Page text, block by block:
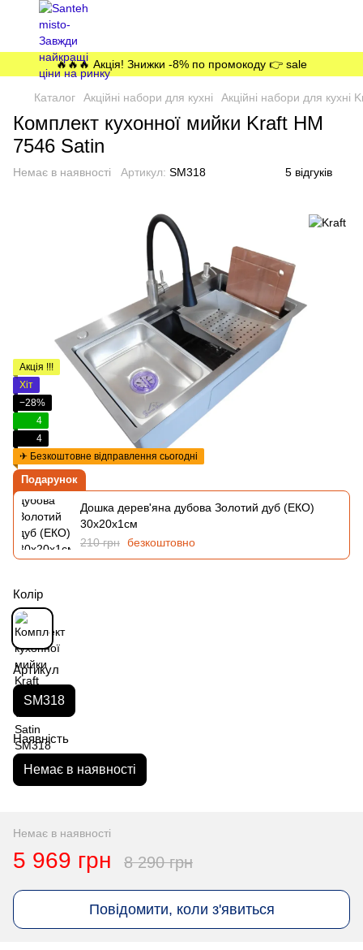
🔥🔥🔥 Акція! Знижки -8% по промокоду 👉 sale
Каталог Акційні набори для кухні Акційні набори для кухні
Комплект кухонної мийки Kraft HM
7546 Satin
Немає в наявності Артикул: SM318 5 відгуків
Акція !!!
Хіт
−28%
4
4
✈ Безкоштовне відправлення сьогодні
Подарунок
Дошка дерев'яна дубова Золотий дуб (ЕКО)
30х20х1см
210 грн безкоштовно
Колір
Артикул
SM318
Наявність
Немає в наявності
Немає в наявності
5 969 грн 8 290 грн
Повідомити, коли з'явиться